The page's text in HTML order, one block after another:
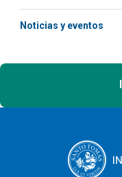
Noticias y eventos